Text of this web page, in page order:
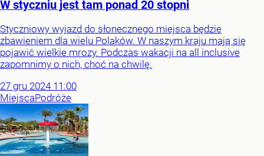
W styczniu jest tam ponad 20 stopni
Styczniowy wyjazd do słonecznego miejsca będzie
zbawieniem dla wielu Polaków. W naszym kraju mają się
pojawić wielkie mrozy. Podczas wakacji na all inclusive
zapomnimy o nich, choć na chwilę.
27 gru 2024 11:00
MiejscaPodróże